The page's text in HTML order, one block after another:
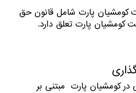
کومشیان پارت شامل قانون حق
کومشیان پارت تعلق دارد.
کومشیان پارت مبتنی بر